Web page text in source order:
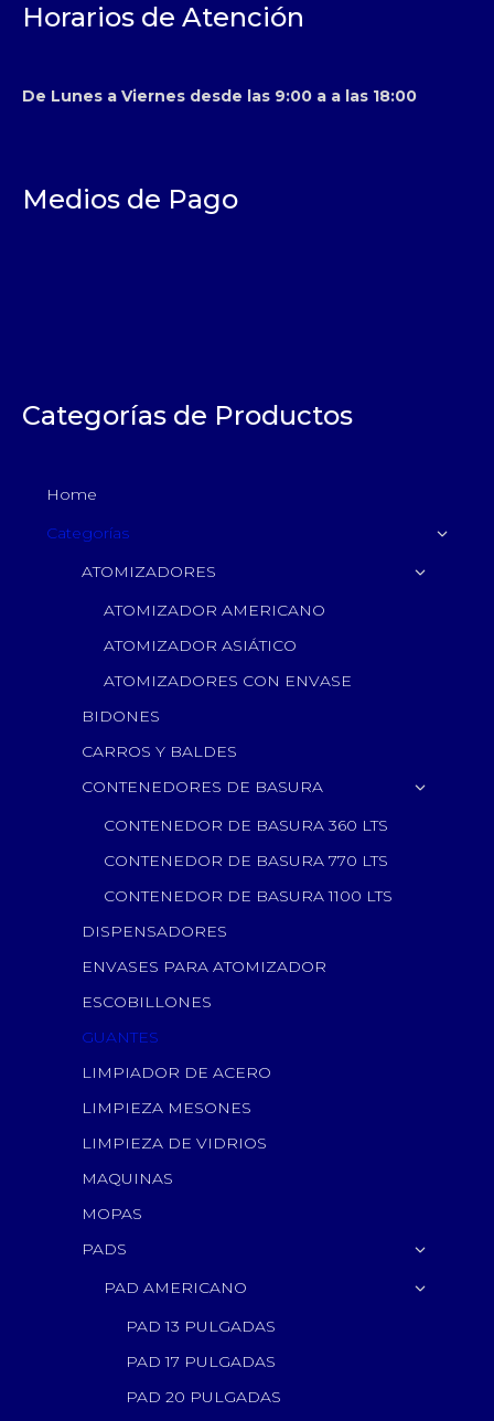
Horarios de Atención
De Lunes a Viernes desde las 9:00 a a las 18:00
Medios de Pago
Categorías de Productos
Home
Categorías
ATOMIZADORES
ATOMIZADOR AMERICANO
ATOMIZADOR ASIÁTICO
ATOMIZADORES CON ENVASE
BIDONES
CARROS Y BALDES
CONTENEDORES DE BASURA
CONTENEDOR DE BASURA 360 LTS
CONTENEDOR DE BASURA 770 LTS
CONTENEDOR DE BASURA 1100 LTS
DISPENSADORES
ENVASES PARA ATOMIZADOR
ESCOBILLONES
GUANTES
LIMPIADOR DE ACERO
LIMPIEZA MESONES
LIMPIEZA DE VIDRIOS
MAQUINAS
MOPAS
PADS
PAD AMERICANO
PAD 13 PULGADAS
PAD 17 PULGADAS
PAD 20 PULGADAS